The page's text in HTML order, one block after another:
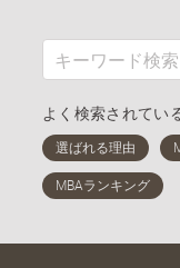
よく検索されてい